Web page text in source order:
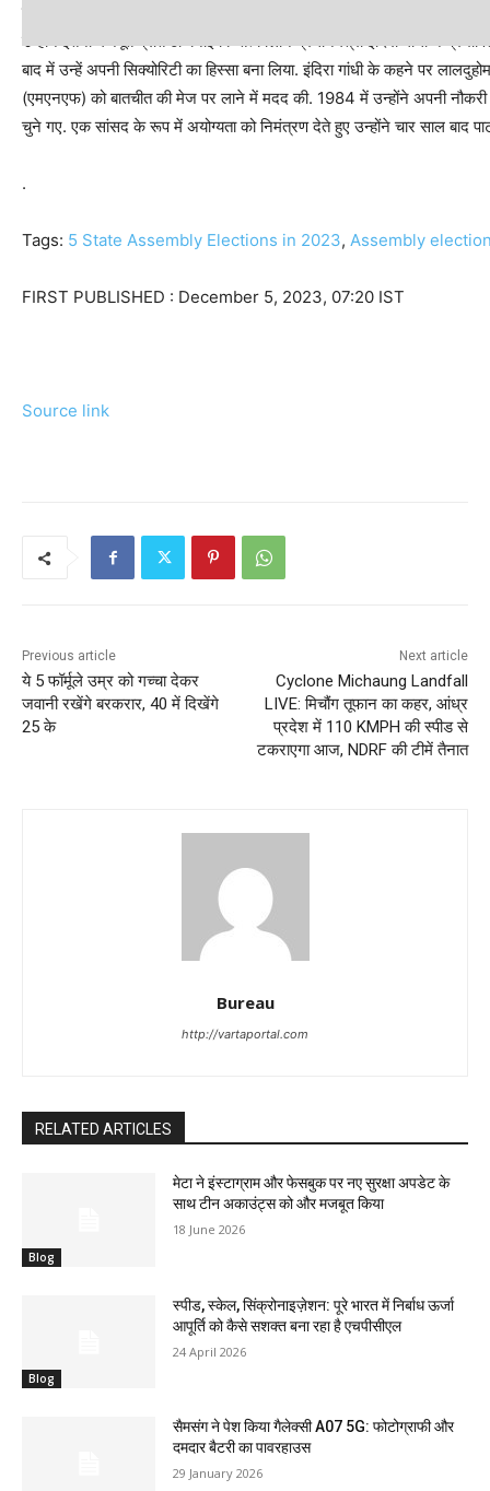
उन्होंने इतनी मजबूत प्रतिष्ठा बनाई कि तत्कालीन प्रधानमंत्री इंदिरा गांधी ने
बाद में उन्हें अपनी सिक्योरिटी का हिस्सा बना लिया. इंदिरा गांधी के कहने पर
(एमएनएफ) को बातचीत की मेज पर लाने में मदद की. 1984 में उन्होंने अपनी
चुने गए. एक सांसद के रूप में अयोग्यता को निमंत्रण देते हुए उन्होंने चार साल बाद
.
Tags: 5 State Assembly Elections in 2023, Assembly
FIRST PUBLISHED : December 5, 2023, 07:20 IST
Source link
Previous article
ये 5 फॉर्मूले उम्र को गच्चा देकर
जवानी रखेंगे बरकरार, 40 में दिखेंगे
25 के
Next article
Cyclone Michaung Landfall
LIVE: मिचौंग तूफान का कहर, आंध्र
प्रदेश में 110 KMPH की स्पीड से
टकराएगा आज, NDRF की टीमें तैनात
Bureau
http://vartaportal.com
RELATED ARTICLES
Blog
मेटा ने इंस्टाग्राम और फेसबुक पर नए सुरक्षा अपडेट के
साथ टीन अकाउंट्स को और मजबूत किया
18 June 2026
Blog
स्पीड, स्केल, सिंक्रोनाइज़ेशन: पूरे भारत में निर्बाध ऊर्जा
आपूर्ति को कैसे सशक्त बना रहा है एचपीसीएल
24 April 2026
सैमसंग ने पेश किया गैलेक्सी A07 5G: फोटोग्राफी और
दमदार बैटरी का पावरहाउस
29 January 2026